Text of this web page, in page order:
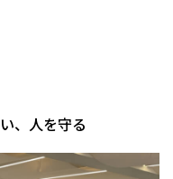
、人を守る